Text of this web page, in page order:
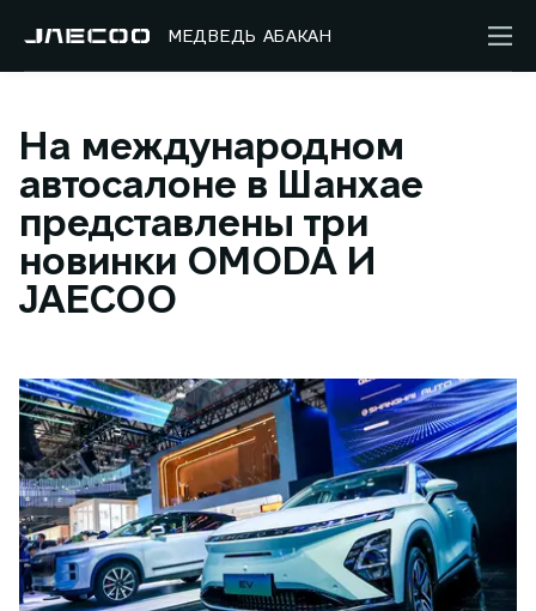
МЕДВЕДЬ АБАКАН
На международном
автосалоне в Шанхае
представлены три
новинки OMODA И
JAECOO